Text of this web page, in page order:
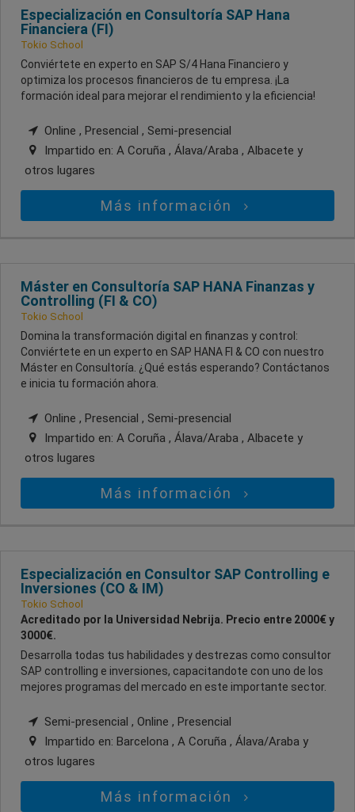
Especialización en Consultoría SAP Hana
Financiera (FI)
Tokio School
Conviértete en experto en SAP S/4 Hana Financiero y
optimiza los procesos financieros de tu empresa. ¡La
formación ideal para mejorar el rendimiento y la eficiencia!
Online , Presencial , Semi-presencial
Impartido en: A Coruña , Álava/Araba , Albacete y
otros lugares
Más información
Máster en Consultoría SAP HANA Finanzas y
Controlling (FI & CO)
Tokio School
Domina la transformación digital en finanzas y control:
Conviértete en un experto en SAP HANA FI & CO con nuestro
Máster en Consultoría. ¿Qué estás esperando? Contáctanos
e inicia tu formación ahora.
Online , Presencial , Semi-presencial
Impartido en: A Coruña , Álava/Araba , Albacete y
otros lugares
Más información
Especialización en Consultor SAP Controlling e
Inversiones (CO & IM)
Tokio School
Acreditado por la Universidad Nebrija. Precio entre 2000€ y
3000€.
Desarrolla todas tus habilidades y destrezas como consultor
SAP controlling e inversiones, capacitandote con uno de los
mejores programas del mercado en este importante sector.
Semi-presencial , Online , Presencial
Impartido en: Barcelona , A Coruña , Álava/Araba y
otros lugares
Más información